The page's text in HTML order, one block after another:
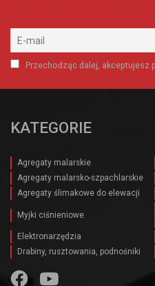
Przechodząc dalej, akceptujesz
KATEGORIE
Agregaty malarskie
Agregaty malarsko-szpachlarskie
Agregaty ślimakowe do elewacji
Myjki ciśnieniowe
Elektronarzędzia
Drabiny, rusztowania, podnośniki